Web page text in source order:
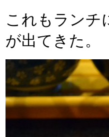
これもランチ
が出てきた。